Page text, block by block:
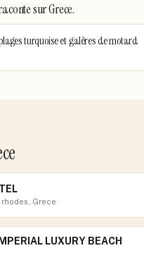
sur Grece.
turquoise et galères de motard
Grece
LUXURY BEACH